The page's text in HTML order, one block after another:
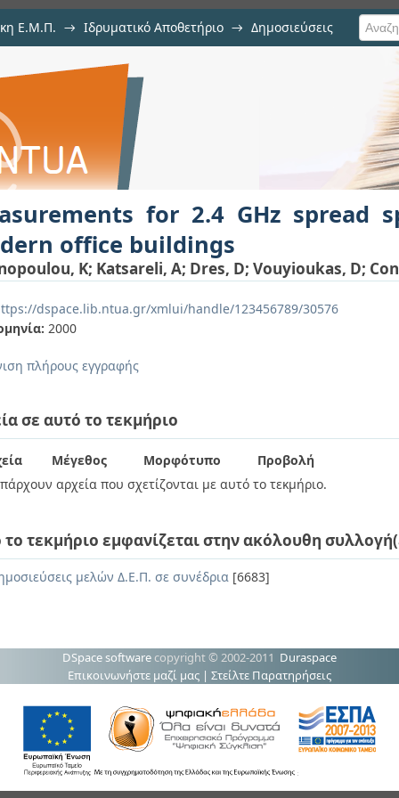
Ε.Μ.Π. → Ιδρυματικό Αποθετήριο → Δημοσιεύσεις
2.4 GHz spread spectrum
for 2.4 GHz spread
office buildings
K; Katsareli, A; Dres, D; Vouyioukas, D;
dspace.lib.ntua.gr/xmlui/handle/123456789/30576
2000
πλήρους εγγραφής
σε αυτό το τεκμήριο
Μέγεθος Μορφότυπο
Προβολή
αρχεία που σχετίζονται με αυτό το τεκμήριο.
το τεκμήριο εμφανίζεται στην ακόλουθη
μελών Δ.Ε.Π. σε συνέδρια [6683]
DSpace software copyright © 2002-2011 Duraspace
Επικοινωνήστε μαζί μας | Στείλτε Παρατηρήσεις